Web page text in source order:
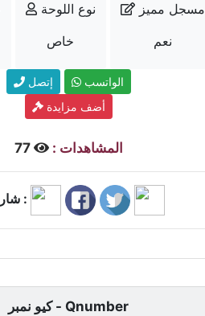
نوع اللوحة
خاص
مسجل مميز
نعم
إتصل
الواتسب
أضف مزايدة
المشاهدات : 77
شارك :
كيو نمبر - Qnumber